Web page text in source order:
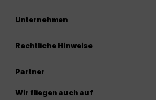
Unternehmen
Rechtliche Hinweise
Partner
Wir fliegen auch auf